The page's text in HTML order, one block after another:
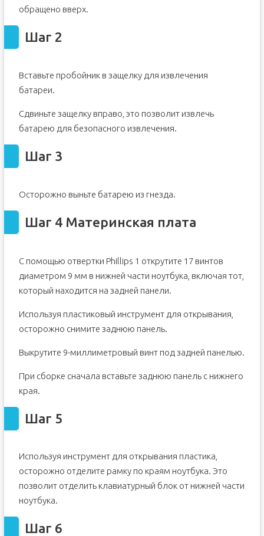
обращено вверх.
Шаг 2
Вставьте пробойник в защелку для извлечения
батареи.
Сдвиньте защелку вправо, это позволит извлечь
батарею для безопасного извлечения.
Шаг 3
Осторожно выньте батарею из гнезда.
Шаг 4 Материнская плата
С помощью отвертки Phillips 1 открутите 17 винтов
диаметром 9 мм в нижней части ноутбука, включая тот,
который находится на задней панели.
Используя пластиковый инструмент для открывания,
осторожно снимите заднюю панель.
Выкрутите 9-миллиметровый винт под задней панелью.
При сборке сначала вставьте заднюю панель с нижнего
края.
Шаг 5
Используя инструмент для открывания пластика,
осторожно отделите рамку по краям ноутбука. Это
позволит отделить клавиатурный блок от нижней части
ноутбука.
Шаг 6